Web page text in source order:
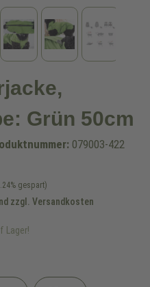
Grün 50cm
079003-422
gespart)
zzgl. Versandkosten
Lager!